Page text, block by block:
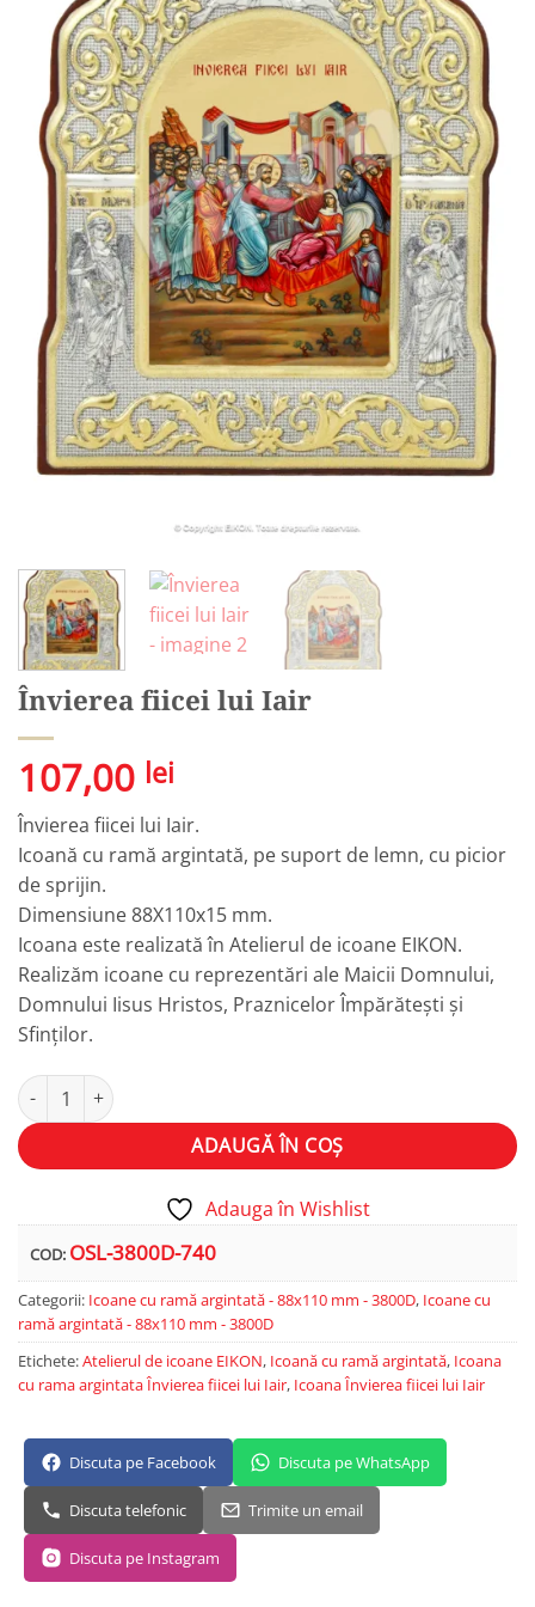
Învierea fiicei lui Iair
107,00 lei
Învierea fiicei lui Iair.
Icoană cu ramă argintată, pe suport de lemn, cu picior
de sprijin.
Dimensiune 88X110x15 mm.
Icoana este realizată în Atelierul de icoane EIKON.
Realizăm icoane cu reprezentări ale Maicii Domnului,
Domnului Iisus Hristos, Praznicelor Împărătești și
Sfinților.
Cantitate Învierea fiicei lui Iair
ADAUGĂ ÎN COȘ
Alternative:
Adauga în Wishlist
COD: OSL-3800D-740
Categorii: Icoane cu ramă argintată - 88x110 mm - 3800D, Icoane cu
ramă argintată - 88x110 mm - 3800D
Etichete:Atelierul de icoane EIKON, Icoană cu ramă argintată, Icoana
cu rama argintata Învierea fiicei lui Iair, Icoana Învierea fiicei lui Iair
Discuta pe Facebook Discuta pe WhatsApp
Discuta telefonic Trimite un email
Discuta pe Instagram